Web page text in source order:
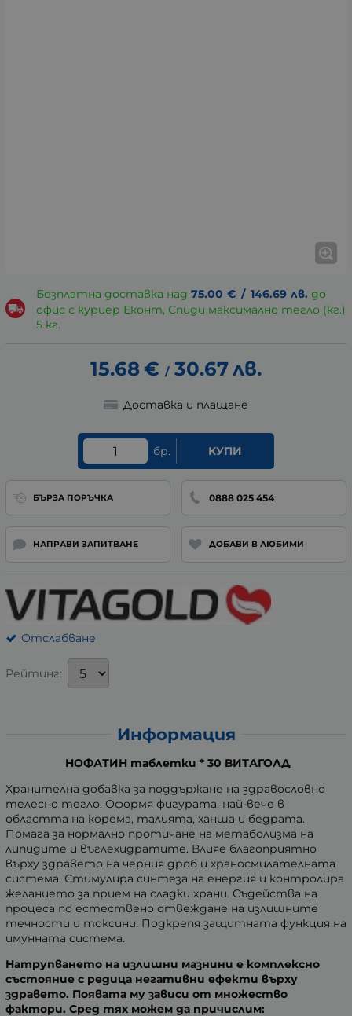
Безплатна доставка над 75.00 € / 146.69 лв. до
офис с куриер Еконт, Спиди максимално тегло (кг.)
5 кг.
15.68€ / 30.67лв.
Доставка и плащане
бр. КУПИ
БЪРЗА ПОРЪЧКА 0888 025 454
НАПРАВИ ЗАПИТВАНЕ ДОБАВИ В ЛЮБИМИ
Отслабване
Рейтинг:
Информация
НОФАТИН таблетки * 30 ВИТАГОЛД
Хранителна добавка за поддържане на здравословно
телесно тегло. Оформя фигурата, най-вече в
областта на корема, талията, ханша и бедрата.
Помага за нормално протичане на метаболизма на
липидите и въглехидратите. Влияе благоприятно
върху здравето на черния дроб и храносмилателната
система. Стимулира синтеза на енергия и контролира
желанието за прием на сладки храни. Съдейства на
процеса по естествено отвеждане на излишните
течности и токсини. Подкрепя защитната функция на
имунната система.
Натрупването на излишни мазнини е комплексно
състояние с редица негативни ефекти върху
здравето. Появата му зависи от множество
фактори. Сред тях можем да причислим: